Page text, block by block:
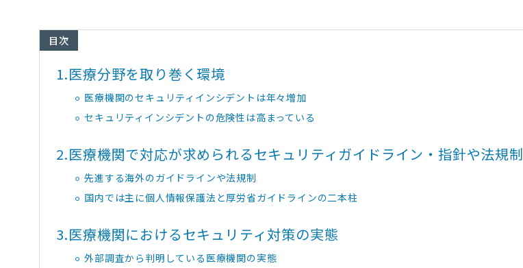
目次
1.医療分野を取り巻く環境
医療機関のセキュリティインシデントは年々増加
セキュリティインシデントの危険性は高まっている
2.医療機関で対応が求められるセキュリティガイドライン・指針や法規制
先進する海外のガイドラインや法規制
国内では主に個人情報保護法と厚労省ガイドラインの二本柱
3.医療機関におけるセキュリティ対策の実態
外部調査から判明している医療機関の実態